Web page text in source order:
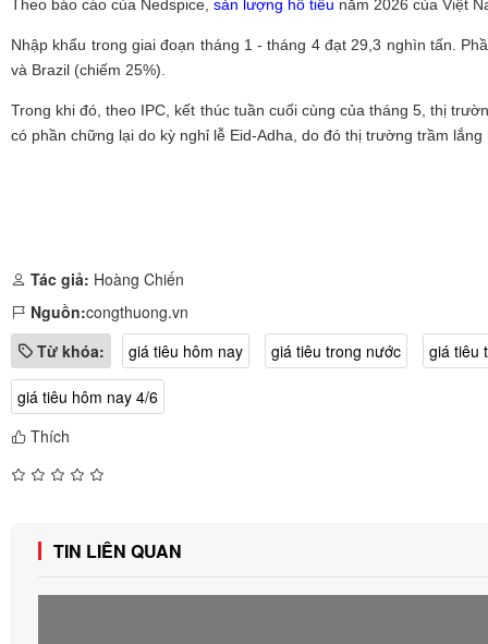
Theo báo cáo của Nedspice, sản lượng hồ tiêu năm 2026 của Việt
Nhập khẩu trong giai đoạn tháng 1 - tháng 4 đạt 29,3 nghìn tấn.
và Brazil (chiếm 25%).
Trong khi đó, theo IPC, kết thúc tuần cuối cùng của tháng 5, thị
có phần chững lại do kỳ nghỉ lễ Eid-Adha, do đó thị trường trầm
Tác giả: Hoàng Chiến
Nguồn:congthuong.vn
Từ khóa:
giá tiêu hôm nay giá tiêu trong nước giá tiêu
giá tiêu hôm nay 4/6
Thích
TIN LIÊN QUAN